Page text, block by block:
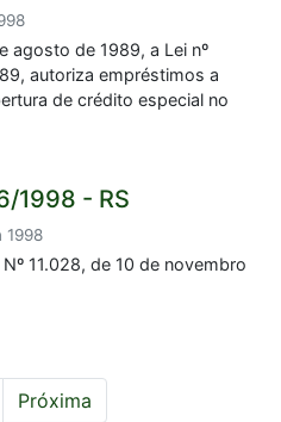
agosto de 1989, a Lei nº
autoriza empréstimos a
de crédito especial no
1998 - RS
1998
11.028, de 10 de novembro
Próxima